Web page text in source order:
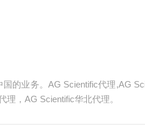
的业务。AG Scientific代理,AG
理，AG Scientific华北代理。